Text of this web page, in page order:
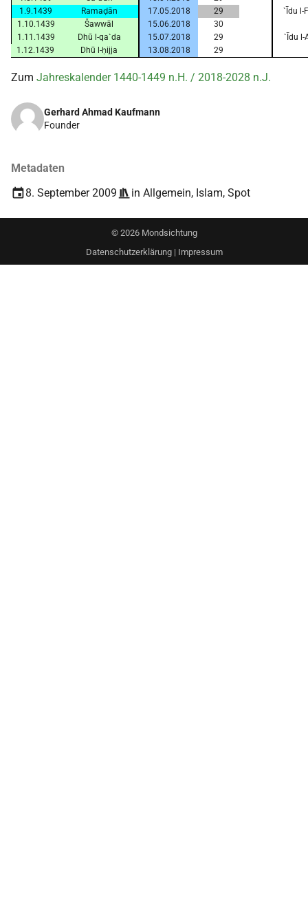
Gerhard Ahmad Kaufmann
Founder
Metadaten
8. September 2009
in Allgemein, Islam, Spot
1.9.1439
Ramaḍān 17.05.2018 29
`Īdu l-
1.10.1439
Šawwāl 15.06.2018
30
1.11.1439
Dhū l-qa`da 15.07.2018 29
`Īdu l-
1.12.1439
Dhū l-ḥijja 13.08.2018 29
Zum Jahreskalender 1440-1449 n.H. / 2018-2028 n.J.
© 2026Mondsichtung
Datenschutzerklärung| Impressum